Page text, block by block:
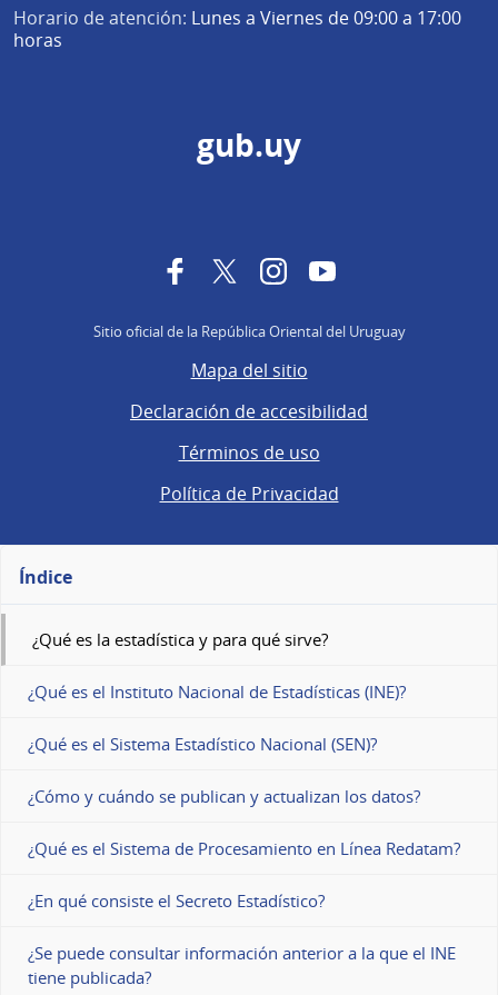
Horario de atención: Lunes a Viernes de 09:00 a 17:00
horas
gub.uy
FacebookTwitterInstagramYouTube
Sitio oficial de la República Oriental del Uruguay
Mapa del sitio
Declaración de accesibilidad
Términos de uso
Política de Privacidad
Índice
¿Qué es la estadística y para qué sirve?
¿Qué es el Instituto Nacional de Estadísticas (INE)?
¿Qué es el Sistema Estadístico Nacional (SEN)?
¿Cómo y cuándo se publican y actualizan los datos?
¿Qué es el Sistema de Procesamiento en Línea Redatam?
¿En qué consiste el Secreto Estadístico?
¿Se puede consultar información anterior a la que el INE
tiene publicada?